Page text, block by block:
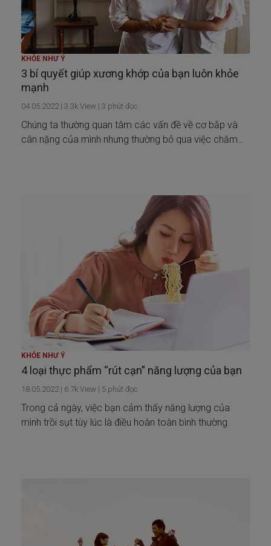
KHỎE NHƯ Ý
3 bí quyết giúp xương khớp của bạn luôn khỏe
mạnh
04.05.2022 | 3.3k View | 3 phút đọc
Chúng ta thường quan tâm các vấn đề về cơ bắp và
cân nặng của mình nhưng thường bỏ qua việc chăm
KHỎE NHƯ Ý
4 loại thực phẩm “rút cạn” năng lượng của bạn
18.05.2022 | 6.7k View | 5 phút đọc
Trong cả ngày, việc bạn cảm thấy năng lượng của
mình trồi sụt tùy lúc là điều hoàn toàn bình thường.